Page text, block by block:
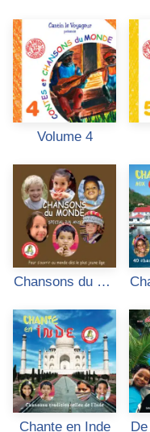
Volume 4
Chansons du mo
Chante en Inde